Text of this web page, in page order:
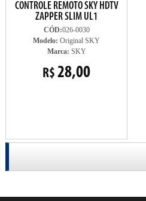
CONTROLE REMOTO SKY HDTV
ZAPPER SLIM UL1
CÓD:026-0030
Modelo: Original SKY
Marca: SKY
R$ 28,00